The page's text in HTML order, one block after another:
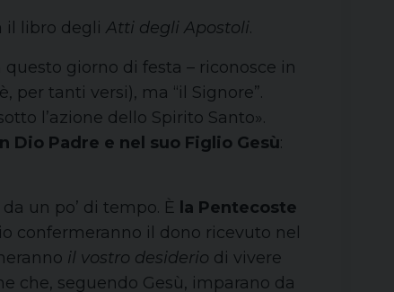
il libro degli Atti degli Apostoli.
giorno di festa – riconosce in
per tanti versi), ma “il Signore”.
l’azione dello Spirito Santo».
Padre e nel suo Figlio Gesù:
un po’ di tempo. È la Pentecoste
confermeranno il dono ricevuto nel
il vostro desiderio di vivere
che, seguendo Gesù, imparano da